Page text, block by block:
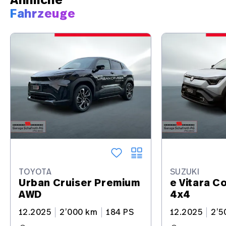
Rückfahrkamera
Garantie Batterie 5 Jahre/ 100'000 km
Scheinwerfer Reinigungsanlage
Ladekabel
Notbrems-Assistent
Sitzheizung vorne
Verkehrsschild-Erkennungssystem
LED-Scheinwerfer
Digital Key
Fahrzeuge
TOYOTA
Urban Cruiser Premium
AWD
12.2025 2’000 km 184 PS
SUZUKI
e Vitara
4x4
12.2025